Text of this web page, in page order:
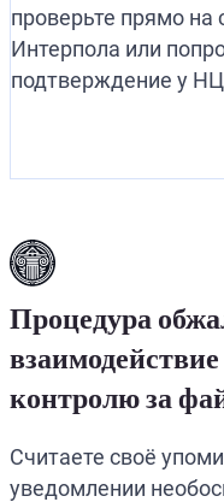
проверьте прямо на
Интерпола или
подтверждение у
Процедура
контролю за
Считаете своё
уведомлении